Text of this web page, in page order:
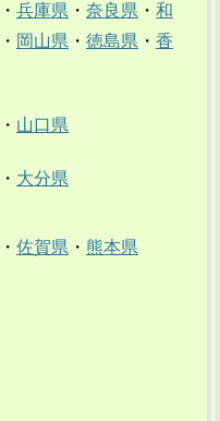
・ 兵庫県 ・ 奈良県 ・ 和
・ 岡山県 ・ 徳島県 ・ 香
・ 山口県
・ 大分県
・ 佐賀県 ・ 熊本県